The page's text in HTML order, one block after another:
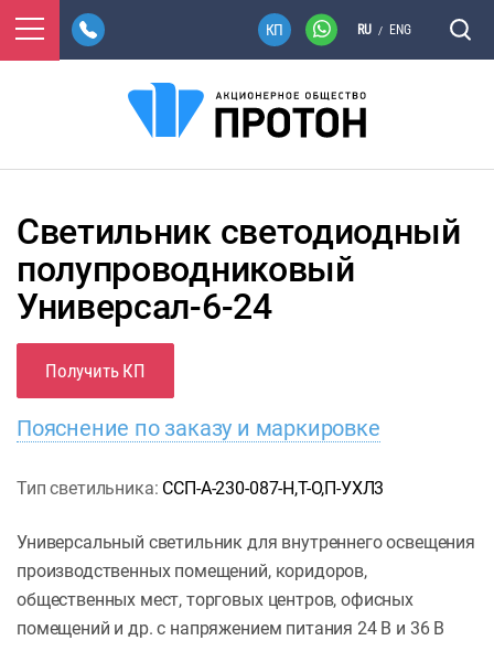
RU / ENG
Светильник светодиодный
полупроводниковый
Универсал-6-24
Получить КП
Пояснение по заказу и маркировке
Тип светильника: ССП-А-230-087-Н,Т-О,П-УХЛ3
Универсальный светильник для внутреннего освещения
производственных помещений, коридоров,
общественных мест, торговых центров, офисных
помещений и др. с напряжением питания 24 В и 36 В